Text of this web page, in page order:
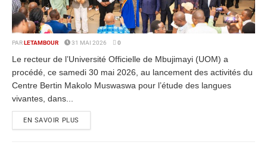
PAR LETAMBOUR 31 MAI 2026 0
Le recteur de l’Université Officielle de Mbujimayi (UOM) a
procédé, ce samedi 30 mai 2026, au lancement des activités du
Centre Bertin Makolo Muswaswa pour l’étude des langues
vivantes, dans...
EN SAVOIR PLUS